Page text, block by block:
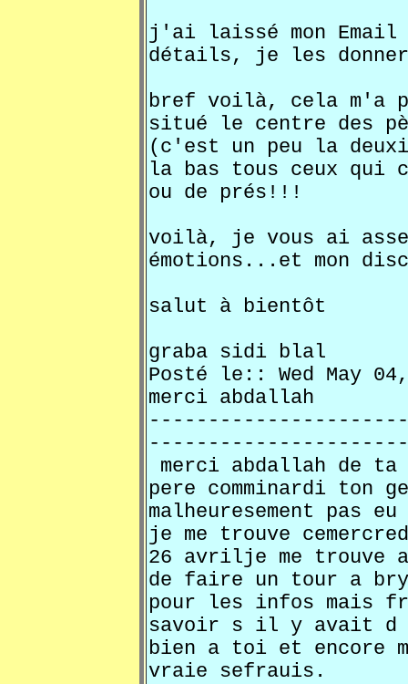
j'ai laissé mon
détails, je les
bref voilà, cela m'a
situé le centre des
(c'est un peu la
la bas tous ceux qui
ou de prés!!!
voilà, je vous ai
émotions...et mon
salut à bientôt
graba sidi blal
Posté le:: Wed May
merci abdallah
----------------------
merci abdallah de ta
pere comminardi ton
malheuresement pas
je me trouve
26 avrilje me trouve
de faire un tour a bry
pour les infos mais
savoir s il y avait d
bien a toi et encore
vraie sefrauis.